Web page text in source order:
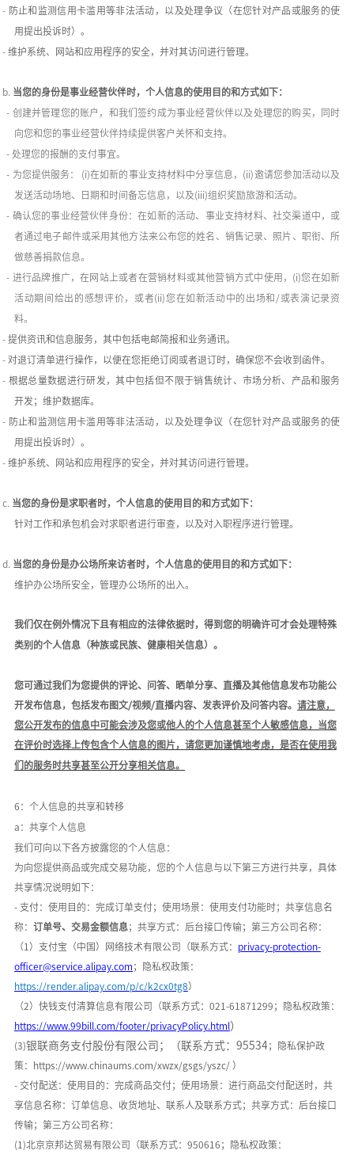
- 防止和监测信用卡滥用等非法活动，以及处理争议（在您针对产品或服务的使
用提出投诉时）。
-维护系统、网站和应用程序的安全，并对其访问进行管理。
b. 当您的身份是事业经营伙伴时，个人信息的使用目的和方式如下：
- 创建并管理您的账户，和我们签约成为事业经营伙伴以及处理您的购买，同时
向您和您的事业经营伙伴持续提供客户关怀和支持。
- 处理您的报酬的支付事宜。
- 为您提供服务： (i)在如新的事业支持材料中分享信息， (ii)邀请您参加活动以及
发送活动场地、日期和时间备忘信息，以及(iii)组织奖励旅游和活动。
- 确认您的事业经营伙伴身份：在如新的活动、事业支持材料、社交渠道中，或
者通过电子邮件或采用其他方法来公布您的姓名、销售记录、照片、职衔、所
做慈善捐款信息。
- 进行品牌推广，在网站上或者在营销材料或其他营销方式中使用， (i)您在如新
活动期间给出的感想评价，或者(ii)您在如新活动中的出场和 /或表演记录资
料。
-提供资讯和信息服务，其中包括电邮简报和业务通讯。
-对退订清单进行操作，以便在您拒绝订阅或者退订时，确保您不会收到函件。
- 根据总量数据进行研发，其中包括但不限于销售统计、市场分析、产品和服务
开发；维护数据库。
- 防止和监测信用卡滥用等非法活动，以及处理争议（在您针对产品或服务的使
用提出投诉时）。
-维护系统、网站和应用程序的安全，并对其访问进行管理。
c. 当您的身份是求职者时，个人信息的使用目的和方式如下：
针对工作和承包机会对求职者进行审查，以及对入职程序进行管理。
d. 当您的身份是办公场所来访者时，个人信息的使用目的和方式如下：
维护办公场所安全，管理办公场所的出入。
我们仅在例外情况下且有相应的法律依据时，得到您的明确许可才会处理特殊
类别的个人信息（种族或民族、健康相关信息）。
您可通过我们为您提供的评论、问答、晒单分享、直播及其他信息发布功能公
开发布信息，包括发布图文/视频/直播内容、发表评价及问答内容。 请注意，
您公开发布的信息中可能会涉及您或他人的个人信息甚至个人敏感信息，当您
在评价时选择上传包含个人信息的图片，请您更加谨慎地考虑，是否在使用我
们的服务时共享甚至公开分享相关信息。
6：个人信息的共享和转移
a：共享个人信息
我们可向以下各方披露您的个人信息：
为向您提供商品或完成交易功能，您的个人信息与以下第三方进行共享，具体
共享情况说明如下：
- 支付：使用目的：完成订单支付；使用场景： 使用支付功能时；共享信息名
称： 订单号、交易金额信息 ；共享方式：后台接口传输；第三方公司名称：
（1）支付宝（中国）网络技术有限公司（联系方式： privacy-protection-
officer@service.alipay.com ；隐私权政策：
https://render.alipay.com/p/c/k2cx0tg8）
（2）快钱支付清算信息有限公司（联系方式：021-61871299；隐私权政策：
https://www.99bill.com/footer/privacyPolicy.html）
(3)银联商务支付股份有限公司；（联系方式： 95534；隐私保护政
策： https://www.chinaums.com/xwzx/gsgs/yszc/ ）
- 交付配送：使用目的： 完成商品交付；使用场景： 进行商品交付配送时，共
享信息名称： 订单信息、收货地址、联系人及联系方式；共享方式：后台接口
传输；第三方公司名称：
(1)北京京邦达贸易有限公司 （联系方式： 950616；隐私权政策：